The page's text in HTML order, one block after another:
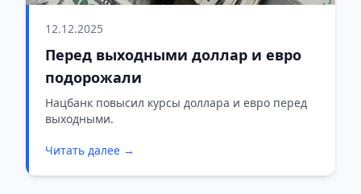
12.12.2025
Перед выходными доллар и евро
подорожали
Нацбанк повысил курсы доллара и евро перед
выходными.
Читать далее →